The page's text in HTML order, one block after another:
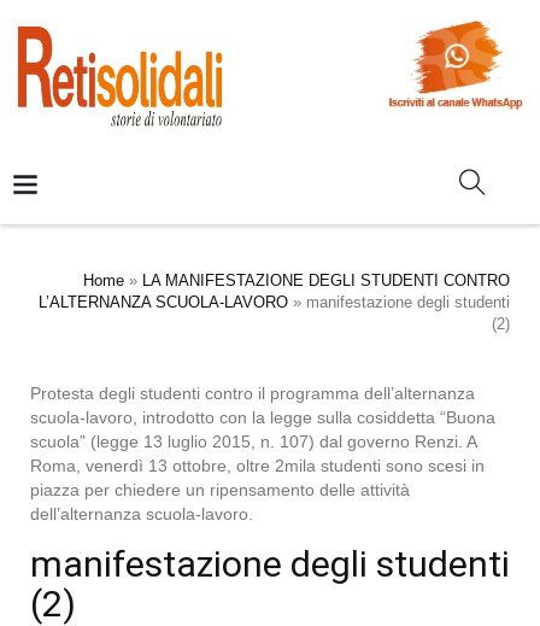
Home » LA MANIFESTAZIONE DEGLI STUDENTI CONTRO
L’ALTERNANZA SCUOLA-LAVORO » manifestazione degli studenti
(2)
Protesta degli studenti contro il programma dell’alternanza
scuola-lavoro, introdotto con la legge sulla cosiddetta “Buona
scuola” (legge 13 luglio 2015, n. 107) dal governo Renzi. A
Roma, venerdì 13 ottobre, oltre 2mila studenti sono scesi in
piazza per chiedere un ripensamento delle attività
dell’alternanza scuola-lavoro.
manifestazione degli studenti
(2)